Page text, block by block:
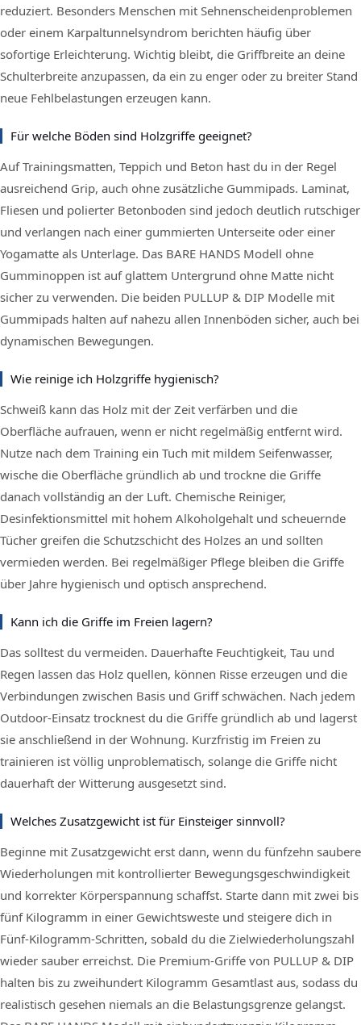
reduziert. Besonders Menschen mit Sehnenscheidenproblemen
oder einem Karpaltunnelsyndrom berichten häufig über
sofortige Erleichterung. Wichtig bleibt, die Griffbreite an deine
Schulterbreite anzupassen, da ein zu enger oder zu breiter Stand
neue Fehlbelastungen erzeugen kann.
Für welche Böden sind Holzgriffe geeignet?
Auf Trainingsmatten, Teppich und Beton hast du in der Regel
ausreichend Grip, auch ohne zusätzliche Gummipads. Laminat,
Fliesen und polierter Betonboden sind jedoch deutlich rutschiger
und verlangen nach einer gummierten Unterseite oder einer
Yogamatte als Unterlage. Das BARE HANDS Modell ohne
Gumminoppen ist auf glattem Untergrund ohne Matte nicht
sicher zu verwenden. Die beiden PULLUP & DIP Modelle mit
Gummipads halten auf nahezu allen Innenböden sicher, auch bei
dynamischen Bewegungen.
Wie reinige ich Holzgriffe hygienisch?
Schweiß kann das Holz mit der Zeit verfärben und die
Oberfläche aufrauen, wenn er nicht regelmäßig entfernt wird.
Nutze nach dem Training ein Tuch mit mildem Seifenwasser,
wische die Oberfläche gründlich ab und trockne die Griffe
danach vollständig an der Luft. Chemische Reiniger,
Desinfektionsmittel mit hohem Alkoholgehalt und scheuernde
Tücher greifen die Schutzschicht des Holzes an und sollten
vermieden werden. Bei regelmäßiger Pflege bleiben die Griffe
über Jahre hygienisch und optisch ansprechend.
Kann ich die Griffe im Freien lagern?
Das solltest du vermeiden. Dauerhafte Feuchtigkeit, Tau und
Regen lassen das Holz quellen, können Risse erzeugen und die
Verbindungen zwischen Basis und Griff schwächen. Nach jedem
Outdoor-Einsatz trocknest du die Griffe gründlich ab und lagerst
sie anschließend in der Wohnung. Kurzfristig im Freien zu
trainieren ist völlig unproblematisch, solange die Griffe nicht
dauerhaft der Witterung ausgesetzt sind.
Welches Zusatzgewicht ist für Einsteiger sinnvoll?
Beginne mit Zusatzgewicht erst dann, wenn du fünfzehn saubere
Wiederholungen mit kontrollierter Bewegungsgeschwindigkeit
und korrekter Körperspannung schaffst. Starte dann mit zwei bis
fünf Kilogramm in einer Gewichtsweste und steigere dich in
Fünf-Kilogramm-Schritten, sobald du die Zielwiederholungszahl
wieder sauber erreichst. Die Premium-Griffe von PULLUP & DIP
halten bis zu zweihundert Kilogramm Gesamtlast aus, sodass du
realistisch gesehen niemals an die Belastungsgrenze gelangst.